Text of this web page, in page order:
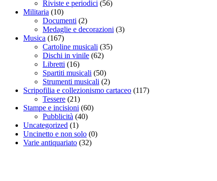
Riviste e periodici (56)
Militaria (10)
Documenti (2)
Medaglie e decorazioni (3)
Musica (167)
Cartoline musicali (35)
Dischi in vinile (62)
Libretti (16)
Spartiti musicali (50)
Strumenti musicali (2)
Scripofilia e collezionismo cartaceo (117)
Tessere (21)
Stampe e incisioni (60)
Pubblicità (40)
Uncategorized (1)
Uncinetto e non solo (0)
Varie antiquariato (32)